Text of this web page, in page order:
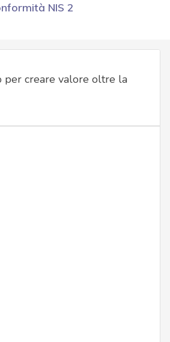
NIS 2
per creare valore oltre la